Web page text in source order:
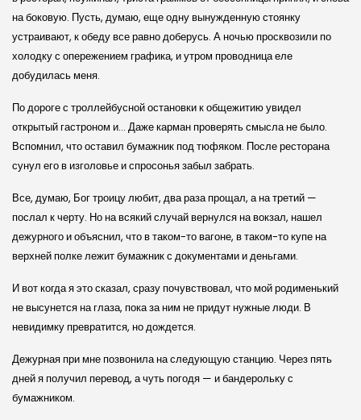
на боковую. Пусть, думаю, еще одну вынужденную стоянку
устраивают, к обеду все равно доберусь. А ночью просквозили по
холодку с опережением графика, и утром проводница еле
добудилась меня.
По дороге с троллейбусной остановки к общежитию увидел
открытый гастроном и… Даже карман проверять смысла не было.
Вспомнил, что оставил бумажник под тюфяком. После ресторана
сунул его в изголовье и спросонья забыл забрать.
Все, думаю, Бог троицу любит, два раза прощал, а на третий —
послал к черту. Но на всякий случай вернулся на вокзал, нашел
дежурного и объяснил, что в таком-то вагоне, в таком-то купе на
верхней полке лежит бумажник с документами и деньгами.
И вот когда я это сказал, сразу почувствовал, что мой родименький
не высунется на глаза, пока за ним не придут нужные люди. В
невидимку превратится, но дождется.
Дежурная при мне позвонила на следующую станцию. Через пять
дней я получил перевод, а чуть погодя — и бандерольку с
бумажником.